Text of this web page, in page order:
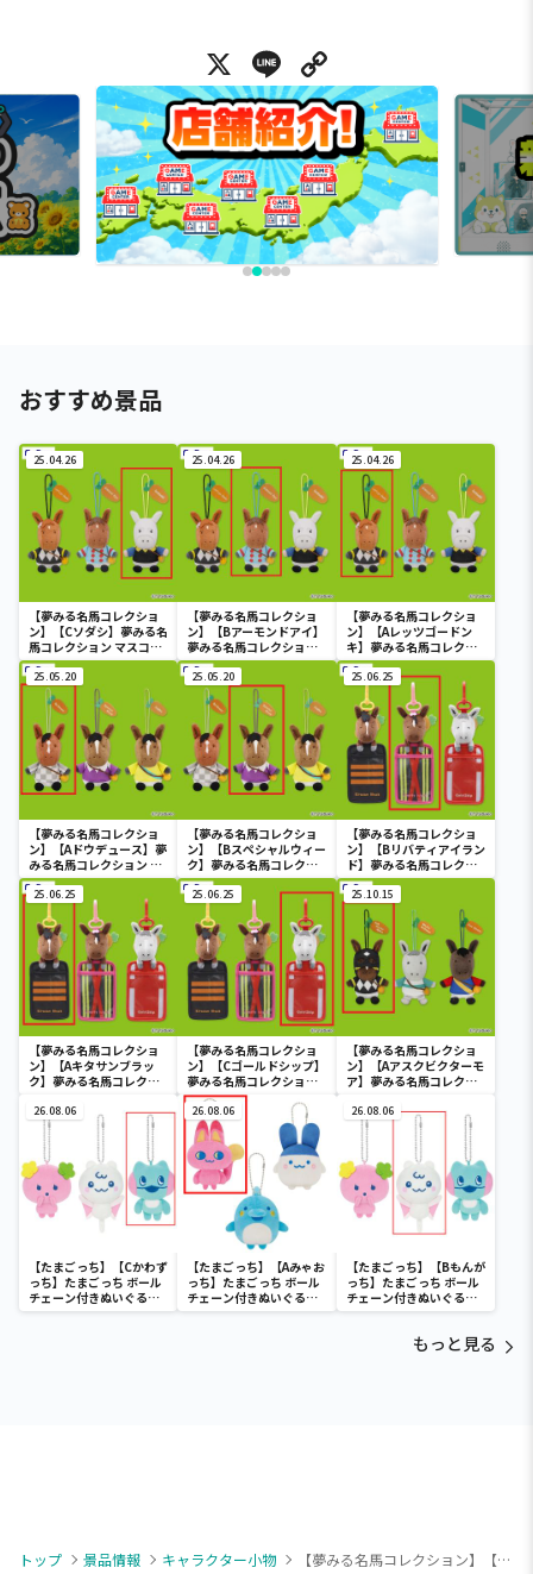
X Line
おすすめ景品
25.04.26
【夢みる名馬コレクショ
ン】【Cソダシ】夢みる名
馬コレクション マスコッ
ト①
25.04.26
【夢みる名馬コレクショ
ン】【Bアーモンドアイ】
夢みる名馬コレクション
マスコット①
25.04.26
【夢みる名馬コレクショ
ン】【Aレッツゴードン
キ】夢みる名馬コレクシ
ョン マスコット①
25.05.20
【夢みる名馬コレクショ
ン】【Aドウデュース】夢
みる名馬コレクション マ
スコット②
25.05.20
【夢みる名馬コレクショ
ン】【Bスペシャルウィー
ク】夢みる名馬コレクシ
ョン マスコット②
25.06.25
【夢みる名馬コレクショ
ン】【Bリバティアイラン
ド】夢みる名馬コレクシ
ョン ぬいぐるみパスケー
ス①
25.06.25
【夢みる名馬コレクショ
ン】【Aキタサンブラッ
ク】夢みる名馬コレクシ
ス①
25.06.25
【夢みる名馬コレクショ
ン】【Cゴールドシップ】
夢みる名馬コレクション
ぬいぐるみパスケース①
25.10.15
【夢みる名馬コレクショ
ン】【Aアスクビクターモ
ア】夢みる名馬コレクシ
ビクターモア・メジロマ
ックイーン・ライスシャ
ワー～
26.08.06
【たまごっち】【Cかわず
っち】たまごっち ボール
チェーン付きぬいぐるみ
～Tamagotchi
26.08.06
【たまごっち】【Aみゃお
っち】たまごっち ボール
チェーン付きぬいぐるみ
～Tamagotchi
26.08.06
【たまごっち】【Bもんが
っち】たまごっち ボール
チェーン付きぬいぐるみ
～Tamagotchi
もっと見る
トップ 景品情報 キャラクター小物
【夢みる名馬コレクション】【Cウオッカ】夢みる名馬コレクション マスコット②